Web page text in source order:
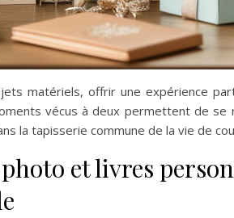
matériels, offrir une expérience
vécus à deux permettent de
la tapisserie commune de la vie de
et livres